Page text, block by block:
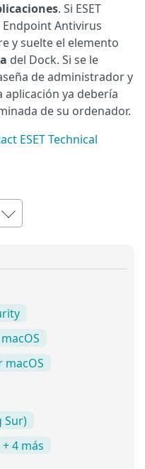
. Si ESET
Endpoint Antivirus
y suelte el elemento
del Dock. Si se le
de administrador y
aplicación ya debería
de su ordenador.
ESET Technical
macOS
Sur)
+ 4 más